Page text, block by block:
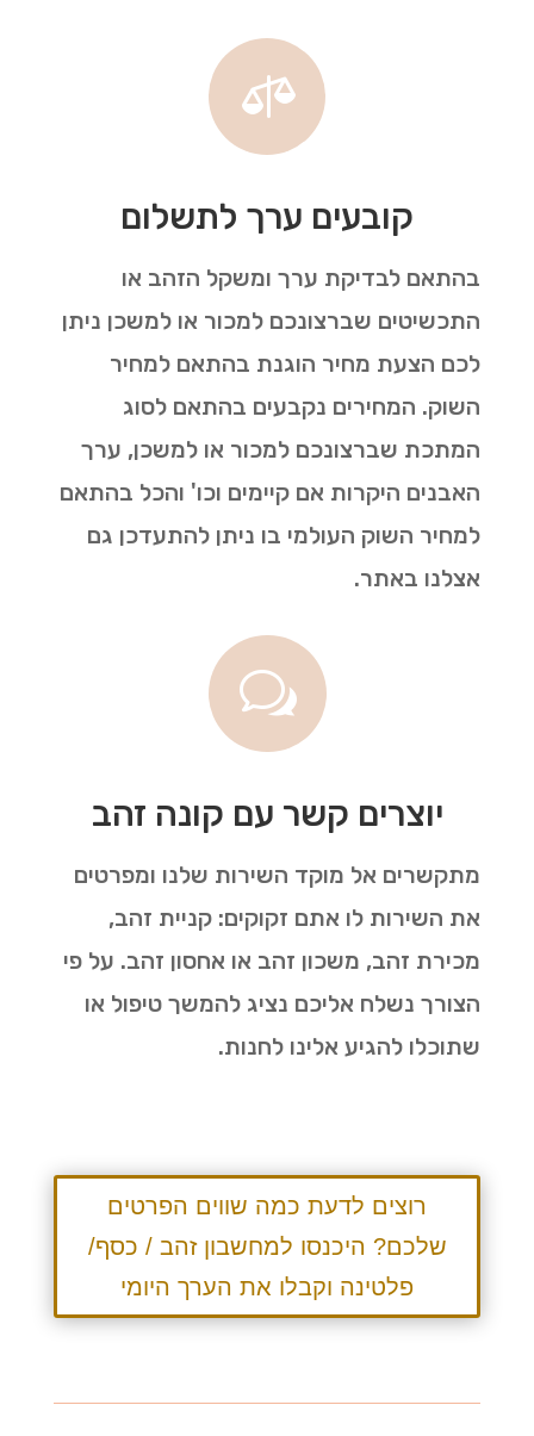

קובעים ערך לתשלום
בהתאם לבדיקת ערך ומשקל הזהב או
התכשיטים שברצונכם למכור או למשכן ניתן
לכם הצעת מחיר הוגנת בהתאם למחיר
השוק. המחירים נקבעים בהתאם לסוג
המתכת שברצונכם למכור או למשכן, ערך
האבנים היקרות אם קיימים וכו' והכל בהתאם
למחיר השוק העולמי בו ניתן להתעדכן גם
אצלנו באתר.
w
יוצרים קשר עם קונה זהב
מתקשרים אל מוקד השירות שלנו ומפרטים
את השירות לו אתם זקוקים: קניית זהב,
מכירת זהב, משכון זהב או אחסון זהב. על פי
הצורך נשלח אליכם נציג להמשך טיפול או
שתוכלו להגיע אלינו לחנות.
רוצים לדעת כמה שווים הפרטים
שלכם? היכנסו למחשבון זהב / כסף/
פלטינה וקבלו את הערך היומי